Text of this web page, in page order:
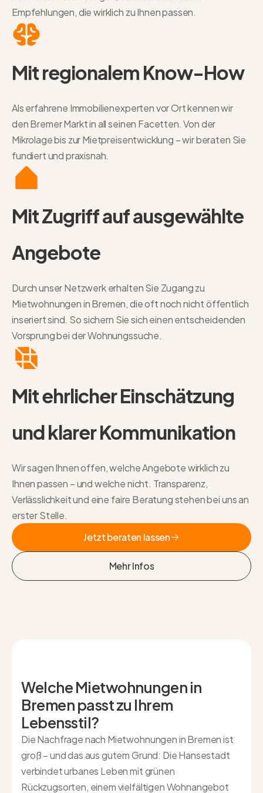
Empfehlungen, die wirklich zu Ihnen passen.
Mit regionalem Know-How
Als erfahrene Immobilienexperten vor Ort kennen wir
den Bremer Markt in all seinen Facetten. Von der
Mikrolage bis zur Mietpreisentwicklung – wir beraten Sie
fundiert und praxisnah.
Mit Zugriff auf ausgewählte
Angebote
Durch unser Netzwerk erhalten Sie Zugang zu
Mietwohnungen in Bremen, die oft noch nicht öffentlich
inseriert sind. So sichern Sie sich einen entscheidenden
Vorsprung bei der Wohnungssuche.
Mit ehrlicher Einschätzung
und klarer Kommunikation
Wir sagen Ihnen offen, welche Angebote wirklich zu
Ihnen passen – und welche nicht. Transparenz,
Verlässlichkeit und eine faire Beratung stehen bei uns an
erster Stelle.
Jetzt beraten lassen
Mehr Infos
Welche Mietwohnungen in
Bremen passt zu Ihrem
Lebensstil?
Die Nachfrage nach Mietwohnungen in Bremen ist
groß – und das aus gutem Grund: Die Hansestadt
verbindet urbanes Leben mit grünen
Rückzugsorten, einem vielfältigen Wohnangebot